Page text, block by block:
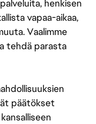
henkisen
vapaa-aikaa,
Vaalimme
tehdä parasta
päätökset